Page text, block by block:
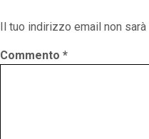
Il tuo indirizzo email non
Commento *